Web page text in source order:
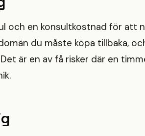
och en konsultkostnad för att
du måste köpa tillbaka,
är en av få risker där en